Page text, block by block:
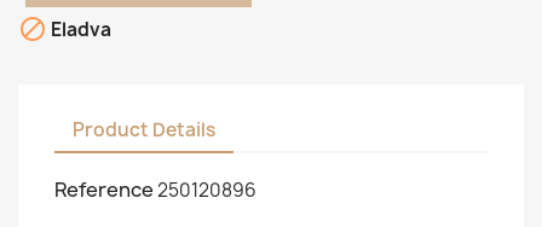
 Eladva
Product Details
Reference250120896